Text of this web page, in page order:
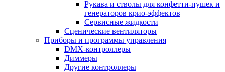
Рукава и стволы для конфетти-пушек и
генераторов крио-эффектов
Сервисные жидкости
Сценические вентиляторы
Приборы и программы управления
DMX-контроллеры
Диммеры
Другие контроллеры